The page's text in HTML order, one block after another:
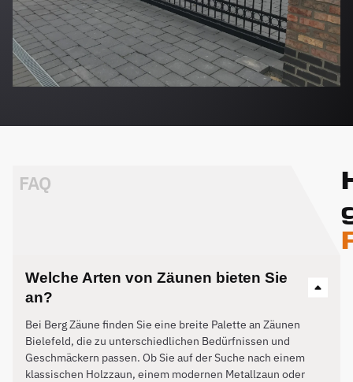
FAQ
Welche Arten von Zäunen bieten Sie
an?
Bei Berg Zäune finden Sie eine breite Palette an Zäunen
Bielefeld, die zu unterschiedlichen Bedürfnissen und
Geschmäckern passen. Ob Sie auf der Suche nach einem
klassischen Holzzaun, einem modernen Metallzaun oder